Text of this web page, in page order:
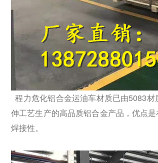
程力危化铝合金运油车材质已由5083
伸工艺生产的高品质铝合金产品，优点
焊接性。